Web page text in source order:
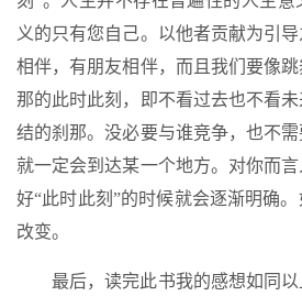
义的只有您自己。以他者贡献为引
相伴，有朋友相伴，而且我们要像
那的此时此刻，即不看过去也不看
结的刹那。没必要与谁竞争，也不需
就一定会到达某一个地方。对你而
好“此时此刻”的时候就会逐渐明确
改变。
最后，读完此书我的感想如同